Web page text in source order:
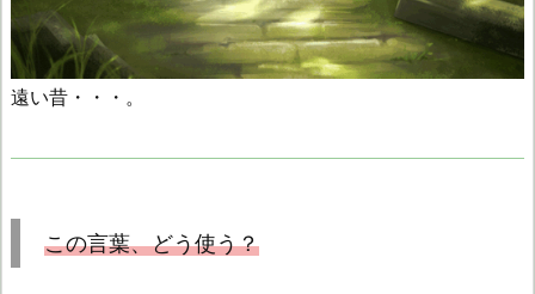
遠い昔・・・。
この言葉、どう使う？